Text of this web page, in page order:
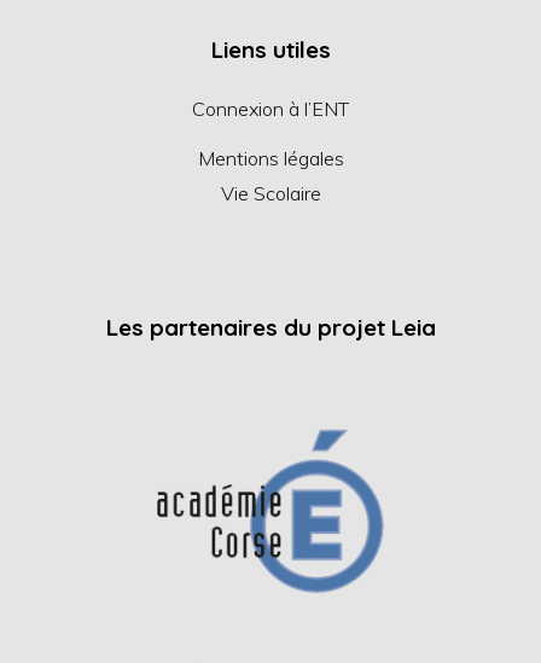
Liens utiles
Connexion à l’ENT
Mentions légales
Vie Scolaire
Les partenaires du projet Leia